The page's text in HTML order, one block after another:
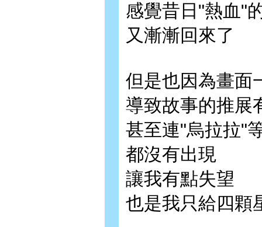
感覺昔日"熱血"
又漸漸回來了
但是也因為畫面
導致故事的推展
甚至連"烏拉拉"
都沒有出現
讓我有點失望
也是我只給四顆